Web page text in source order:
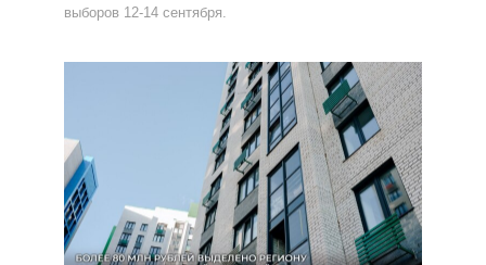
выборов 12-14 сентября.